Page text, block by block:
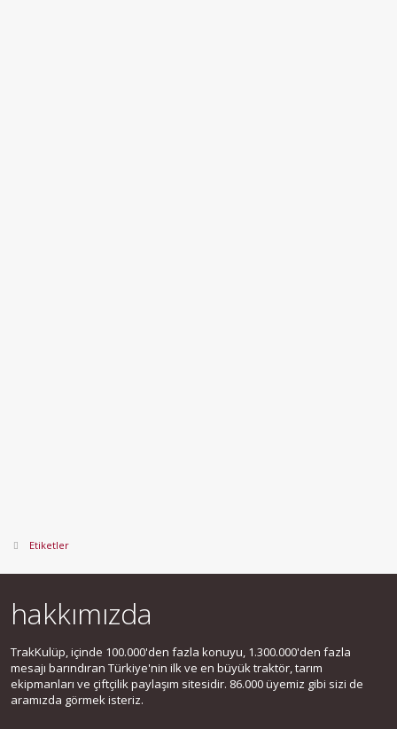
Etiketler
hakkımızda
TrakKulüp, içinde 100.000'den fazla konuyu, 1.300.000'den fazla
mesajı barındıran Türkiye'nin ilk ve en büyük traktör, tarım
ekipmanları ve çiftçilik paylaşım sitesidir. 86.000 üyemiz gibi sizi de
aramızda görmek isteriz.